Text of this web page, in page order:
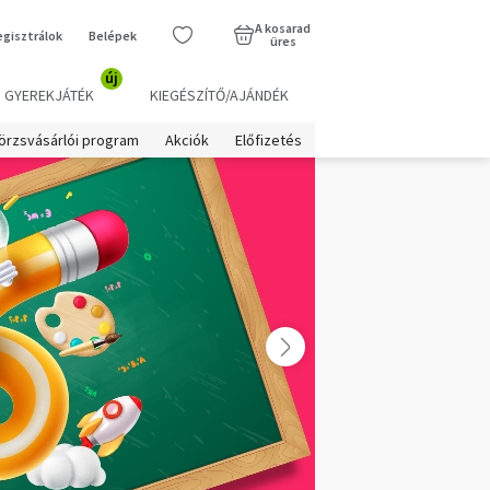
Belépek
A kosarad
üres
GYEREKJÁTÉK
új
KIEGÉSZÍTŐ/AJÁNDÉK
program Akciók Előfizetés